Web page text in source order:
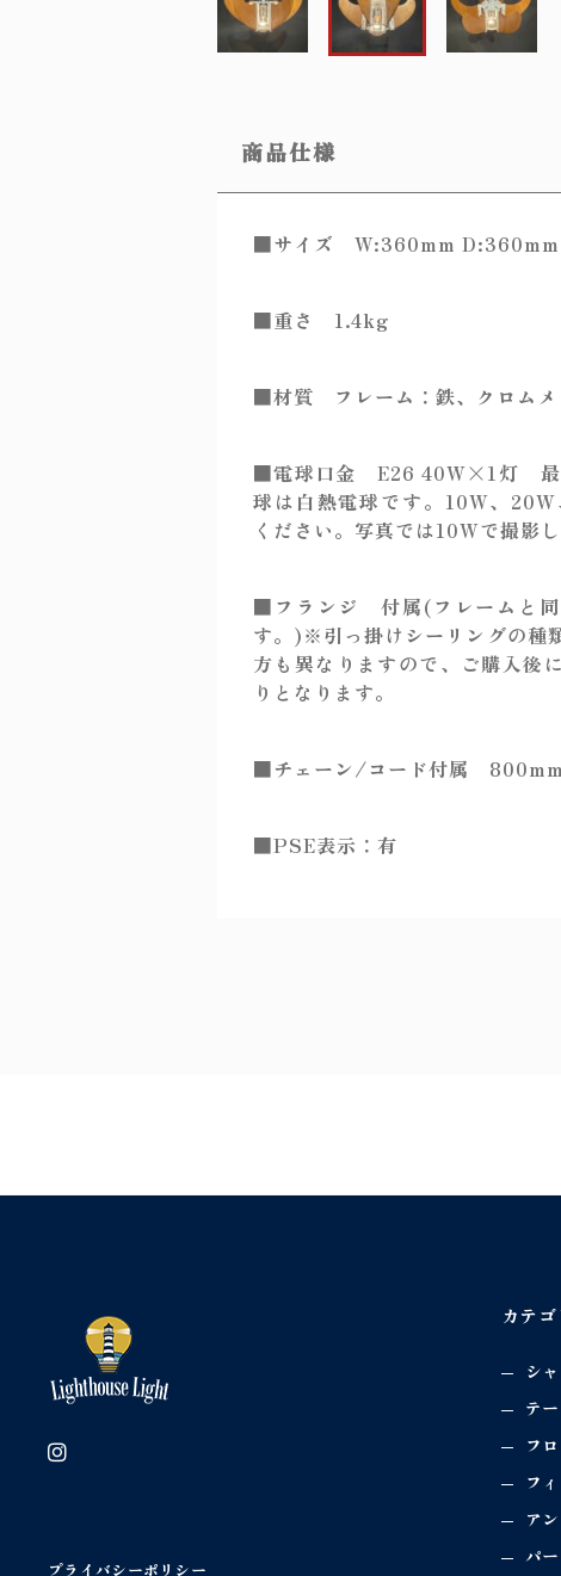
商品仕様
■サイズ W:360mm D:360mm
■重さ 1.4kg
■材質 フレーム：鉄、クロム
■電球口金 E26 40W×1灯
球は白熱電球です。10W、
ください。写真では10Wで撮影し
■フランジ 付属(フレームと同
す。)※引っ掛けシーリングの種
方も異なりますので、ご購入後
りとなります。
■チェーン/コード付属 800mm
■PSE表示：有
プライバシーポリシー
カテ
シ
テ
フ
フ
ア
パ